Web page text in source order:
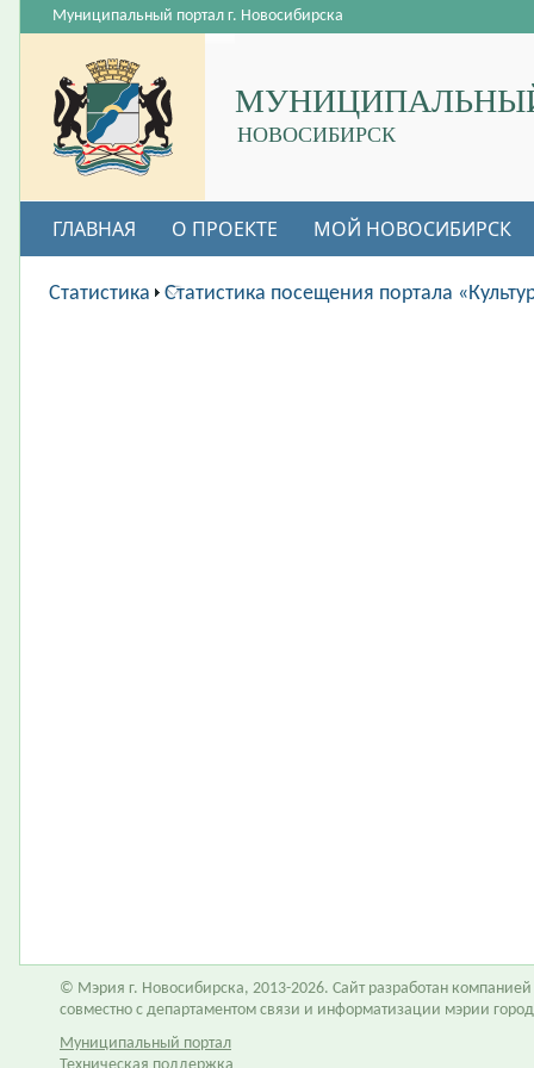
НОВОСИБИРСК
Муниципальный портал г. Новосибирска
ГЛАВНАЯ О ПРОЕКТЕ МОЙ НОВОСИБИРСК
ВАКАНСИИ
Статистика Статистика посещения портала
© Мэрия г. Новосибирска, 2013-2026. Сайт разработан компанией
совместно с департаментом связи и информатизации мэрии
Муниципальный портал